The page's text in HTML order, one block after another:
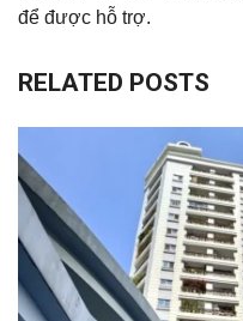
để được hỗ trợ.
RELATED POSTS